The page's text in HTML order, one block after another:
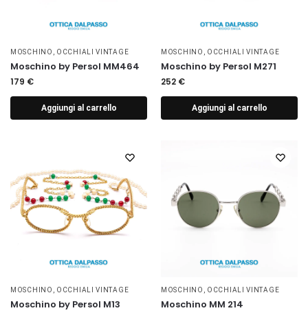
MOSCHINO OCCHIALI VINTAGE
Moschino by Persol MM464
179 €
Aggiungi al carrello
MOSCHINO OCCHIALI VINTAGE
Moschino by Persol M271
252 €
Aggiungi al carrello
MOSCHINO OCCHIALI VINTAGE
Moschino by Persol M13
MOSCHINO OCCHIALI VINTAGE
Moschino MM 214